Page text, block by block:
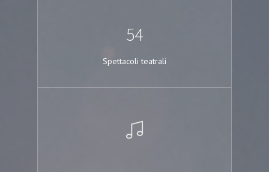
54
Spettacoli teatrali